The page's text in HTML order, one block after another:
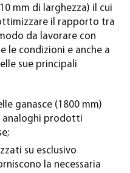
mm di larghezza) il cui
il rapporto tra
da lavorare con
le condizioni e anche a
sue principali
ganasce (1800 mm)
analoghi prodotti
su esclusivo
la necessaria